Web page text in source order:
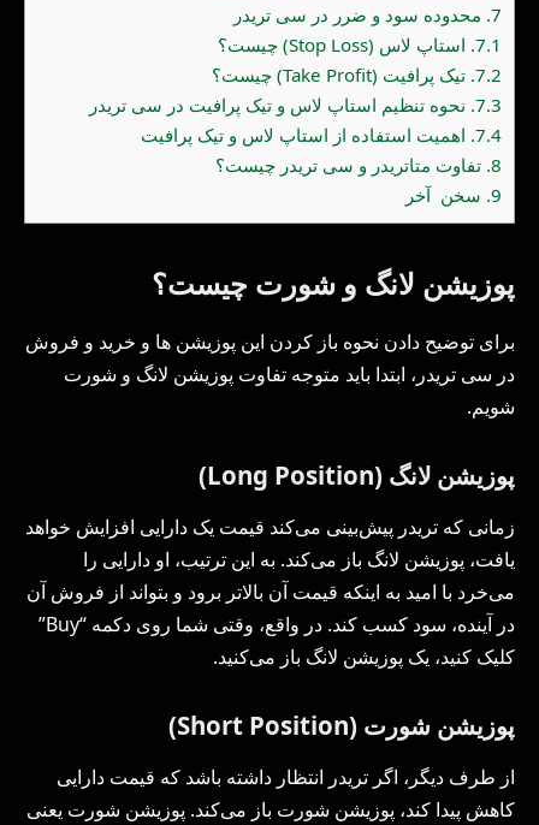
7. محدوده سود و ضرر در سی تریدر
7.1. استاپ لاس (Stop Loss) چیست؟
7.2. تیک پرافیت (Take Profit) چیست؟
7.3. نحوه تنظیم استاپ لاس و تیک پرافیت در سی تریدر
7.4. اهمیت استفاده از استاپ لاس و تیک پرافیت
8. تفاوت متاتریدر و سی تریدر چیست؟
9. سخن آخر
پوزیشن لانگ و شورت چیست؟
برای توضیح دادن نحوه باز کردن این پوزیشن ها و خرید و فروش
در سی تریدر، ابتدا باید متوجه تفاوت پوزیشن لانگ و شورت
شویم.
پوزیشن لانگ (Long Position)
زمانی که تریدر پیش‌بینی می‌کند قیمت یک دارایی افزایش خواهد
یافت، پوزیشن لانگ باز می‌کند. به این ترتیب، او دارایی را
می‌خرد با امید به اینکه قیمت آن بالاتر برود و بتواند از فروش آن
در آینده، سود کسب کند. در واقع، وقتی شما روی دکمه “Buy”
کلیک کنید، یک پوزیشن لانگ باز می‌کنید.
پوزیشن شورت (Short Position)
از طرف دیگر، اگر تریدر انتظار داشته باشد که قیمت دارایی
کاهش پیدا کند، پوزیشن شورت باز می‌کند. پوزیشن شورت یعنی